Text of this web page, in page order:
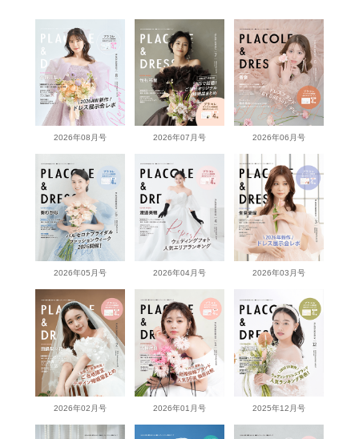
2026年08月号 2026年07月号 2026年06月号
2026年05月号 2026年04月号 2026年03月号
2026年02月号 2026年01月号 2025年12月号